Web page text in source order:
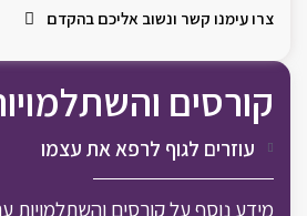
קורסים
עוזרים לגוף לרפא את עצמו
מידע נוסף על קורסים והשתלמויות
צרו עימנו קשר ונשוב אליכם בהקדם